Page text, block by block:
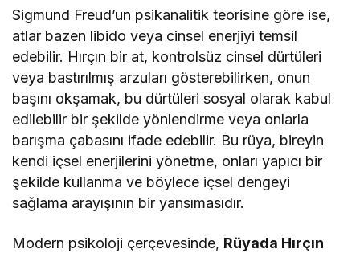
Sigmund Freud’un psikanalitik teorisine göre ise,
atlar bazen libido veya cinsel enerjiyi temsil
edebilir. Hırçın bir at, kontrolsüz cinsel dürtüleri
veya bastırılmış arzuları gösterebilirken, onun
başını okşamak, bu dürtüleri sosyal olarak kabul
edilebilir bir şekilde yönlendirme veya onlarla
barışma çabasını ifade edebilir. Bu rüya, bireyin
kendi içsel enerjilerini yönetme, onları yapıcı bir
şekilde kullanma ve böylece içsel dengeyi
sağlama arayışının bir yansımasıdır.
Modern psikoloji çerçevesinde, Rüyada Hırçın